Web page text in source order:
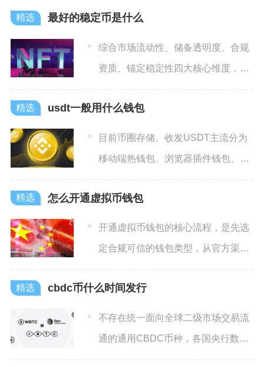
最好的稳定币是什么
综合市场流动性、储备透明度、合规
资质、锚定稳定性四大核心维度，没
有绝对万能的稳定币，分场景
usdt一般用什么钱包
目前币圈存储、收发USDT主流分为
移动端热钱包、浏览器插件钱包、桌
面端软件钱包、硬件冷钱包
怎么开通虚拟币钱包
开通虚拟币钱包的核心流程，是先选
定合规可信的钱包类型，从官方渠道
下载应用，再完成创建、密码
cbdc币什么时间发行
不存在统一面向全球二级市场交易流
通的通用CBDC币种，各国央行数字
货币均为独立主权法定货币